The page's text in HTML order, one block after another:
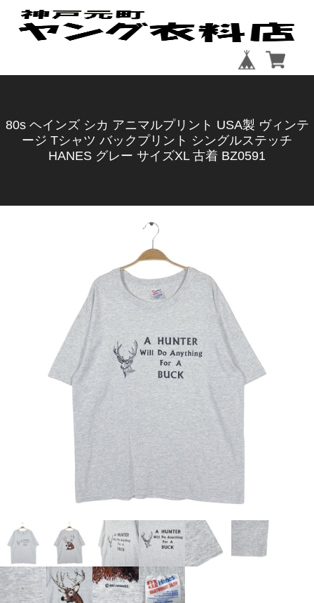
80s ヘインズ シカ アニマルプリント USA製 ヴィンテ
ージ Tシャツ バックプリント シングルステッチ
HANES グレー サイズXL 古着 BZ0591